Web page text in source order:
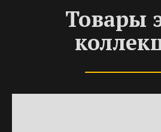
Товары